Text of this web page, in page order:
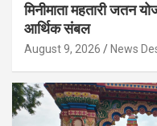
मिनीमाता महतारी जतन
आर्थिक संबल
August 9, 2026 News